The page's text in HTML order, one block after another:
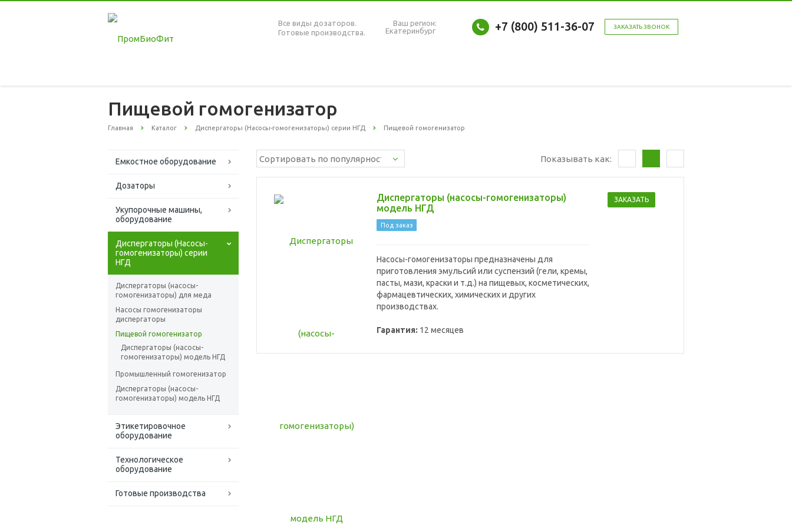
Все виды дозаторов.
Готовые производства.
Ваш регион:
Екатеринбург
ЗАКАЗАТЬ ЗВОНОК
+7 (800) 511-36-07
Пищевой гомогенизатор
Главная Каталог Диспергаторы (Насосы-гомогенизаторы) серии НГД Пищевой гомогенизатор
Емкостное оборудование
Дозаторы
Укупорочные машины,
оборудование
Диспергаторы (Насосы-
гомогенизаторы) серии
НГД
Диспергаторы (насосы-
гомогенизаторы) для меда
Насосы гомогенизаторы
диспергаторы
Пищевой гомогенизатор
Диспергаторы (насосы-
гомогенизаторы) модель НГД
Промышленный гомогенизатор
Диспергаторы (насосы-
гомогенизаторы) модель НГД
Этикетировочное
оборудование
Технологическое
оборудование
Готовые производства
Показывать как:
Диспергаторы (насосы-гомогенизаторы)
модель НГД
Под заказ
Насосы-гомогенизаторы предназначены для
приготовления эмульсий или суспензий (гели, кремы,
пасты, мази, краски и т.д.) на пищевых, косметических,
фармацевтических, химических и других
производствах.
Гарантия: 12 месяцев
ЗАКАЗАТЬ